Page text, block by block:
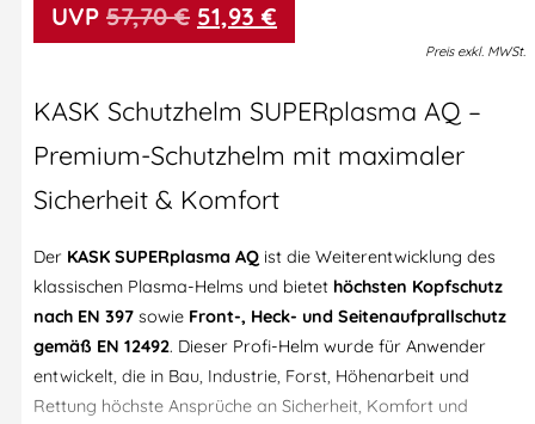
57,70€ 51,93 €
Preis exkl. MWSt.
KASK Schutzhelm SUPERplasma AQ –
Premium-Schutzhelm mit maximaler
Sicherheit & Komfort
Der KASK SUPERplasma AQ ist die Weiterentwicklung des
klassischen Plasma-Helms und bietet höchsten Kopfschutz
nach EN 397 sowie Front-, Heck- und Seitenaufprallschutz
gemäß EN 12492. Dieser Profi-Helm wurde für Anwender
entwickelt, die in Bau, Industrie, Forst, Höhenarbeit und
Rettung höchste Ansprüche an Sicherheit, Komfort und